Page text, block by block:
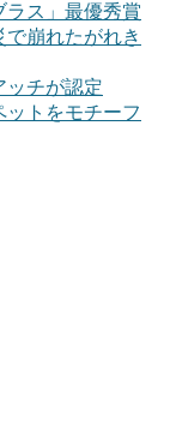
ラス」最優秀賞
で崩れたがれき
ッチが認定
トをモチーフ